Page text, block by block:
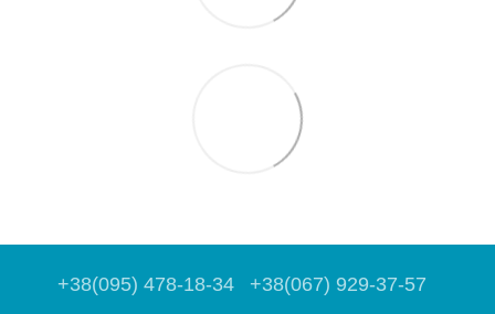
+38(095) 478-18-34 +38(067) 929-37-57